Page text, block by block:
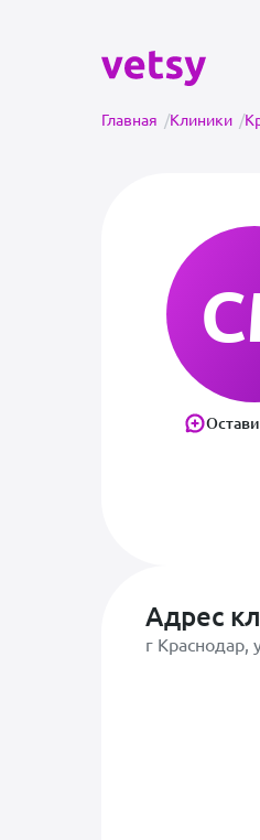
Главная /Клиники /
Адрес
г Краснодар,